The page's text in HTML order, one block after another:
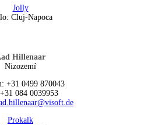
Jolly
Cluj-Napoca
Hillenaar
Nizozemí
+31 0499 870043
084 0039953
Prokalk